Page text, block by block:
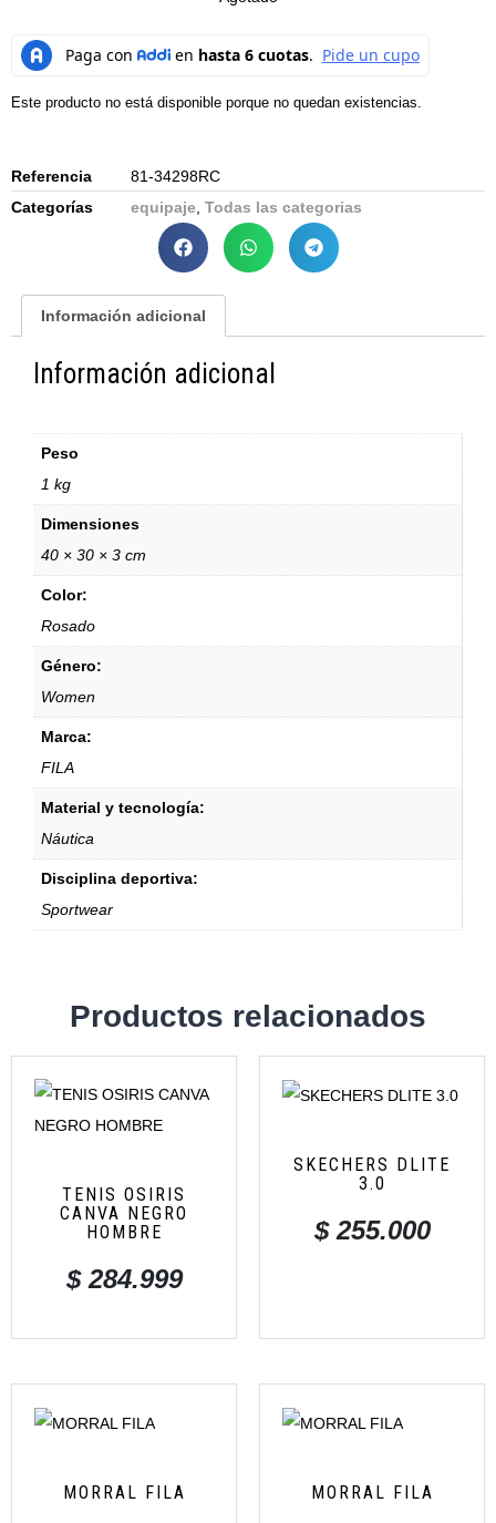
Este producto no está disponible porque no quedan existencias.
Referencia
81-34298RC
Categorías
equipaje Todas las categorias
Información adicional
Información adicional
Peso
1 kg
Dimensiones
40 × 30 × 3 cm
Color:
Rosado
Género:
Women
Marca:
FILA
Material y tecnología:
Náutica
Disciplina deportiva:
Sportwear
Productos relacionados
TENIS OSIRIS
CANVA NEGRO
HOMBRE
$284.999
SKECHERS DLITE
3.0
$255.000
MORRAL FILA MORRAL FILA